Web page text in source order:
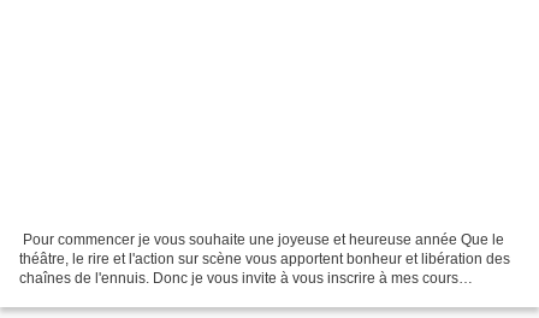
​ Pour commencer je vous souhaite une joyeuse et heureuse année Que le
théâtre, le rire et l'action sur scène vous apportent bonheur et libération des
chaînes de l'ennuis. Donc je vous invite à vous inscrire à mes cours